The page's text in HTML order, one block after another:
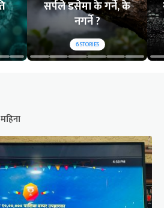
सर्पले डसेमा के गर्ने, के
नगर्ने ?
6STORIES